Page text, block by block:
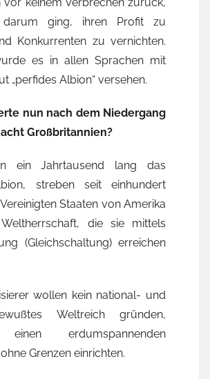
vor keinem Verbrechen zurück,
ging, ihren Profit zu
Konkurrenten zu vernichten.
es in allen Sprachen mit
„perfides Albion“ versehen.
nun nach dem Niedergang
Großbritannien?
ein Jahrtausend lang das
streben seit einhundert
Staaten von Amerika
die sie mittels
(Gleichschaltung) erreichen
wollen kein national- und
Weltreich gründen,
erdumspannenden
Grenzen einrichten.